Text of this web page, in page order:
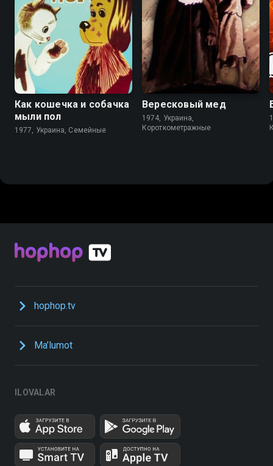
6.8 7.3
Как кошечка и собачка
мыли пол
1977, Украина, Семейные
Вересковый мед
1974, Украина,
Короткометражные
hophop.tv
Ma’lumot
ILOVALAR